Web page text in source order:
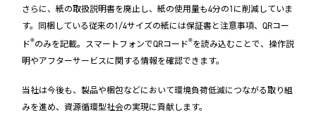
さらに、紙の取扱説明書を廃止し、紙の使用量も4分の1に削減していま
す。同梱している従来の1/4サイズの紙には保証書と注意事項、QRコー
ド®のみを記載。スマートフォンでQRコード®を読み込むことで、操作説
明やアフターサービスに関する情報を確認できます。
当社は今後も、製品や梱包などにおいて環境負荷低減につながる取り組
みを進め、資源循環型社会の実現に貢献します。